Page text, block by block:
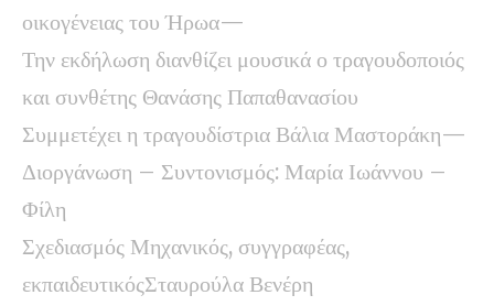
οικογένειας του Ήρωα—
Την εκδήλωση διανθίζει μουσικά ο τραγουδοποιός
και συνθέτης Θανάσης Παπαθανασίου
Συμμετέχει η τραγουδίστρια Βάλια Μαστοράκη—
Διοργάνωση – Συντονισμός: Μαρία Ιωάννου –
Φίλη
Σχεδιασμός Μηχανικός, συγγραφέας,
εκπαιδευτικόςΣταυρούλα Βενέρη